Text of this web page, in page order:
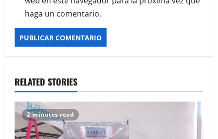
haga un comentario.
RELATED STORIES
2 minutes read